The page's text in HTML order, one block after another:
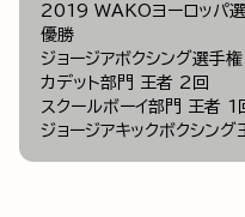
2019 WAKOヨーロッパ選
優勝
ジョージアボクシング選手
カデット部門 王者 2回
スクールボーイ部門 王者 1
ジョージアキックボクシン